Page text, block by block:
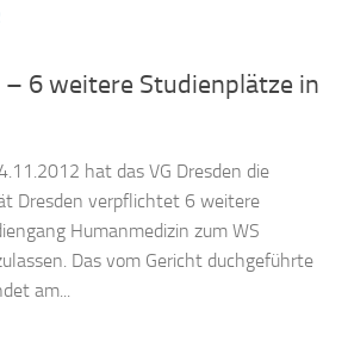
6 weitere Studienplätze in
hat das VG Dresden die
Dresden verpflichtet 6 weitere
Humanmedizin zum WS
Das vom Gericht duchgeführte
am...